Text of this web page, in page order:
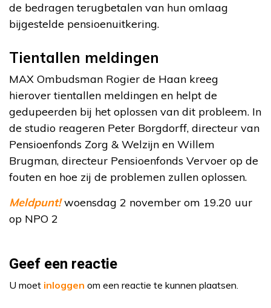
de bedragen terugbetalen van hun omlaag
bijgestelde pensioenuitkering.
Tientallen meldingen
MAX Ombudsman Rogier de Haan kreeg
hierover tientallen meldingen en helpt de
gedupeerden bij het oplossen van dit probleem. In
de studio reageren Peter Borgdorff, directeur van
Pensioenfonds Zorg & Welzijn en Willem
Brugman, directeur Pensioenfonds Vervoer op de
fouten en hoe zij de problemen zullen oplossen.
Meldpunt! woensdag 2 november om 19.20 uur
op NPO 2
Geef een reactie
U moet inloggen om een reactie te kunnen plaatsen.